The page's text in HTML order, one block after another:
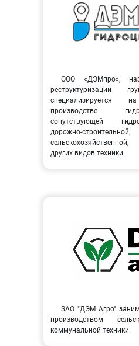
ООО «ДЭМпро»,
реструктуризации
специализируется
производстве
сопутствующей
дорожно-
других видов техники.
ЗАО "ДЭМ Агро"
производством
коммунальной техники.